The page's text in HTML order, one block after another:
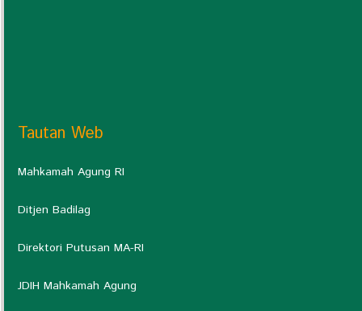
Tautan Web
Mahkamah Agung RI
Ditjen Badilag
Direktori Putusan MA-RI
JDIH Mahkamah Agung